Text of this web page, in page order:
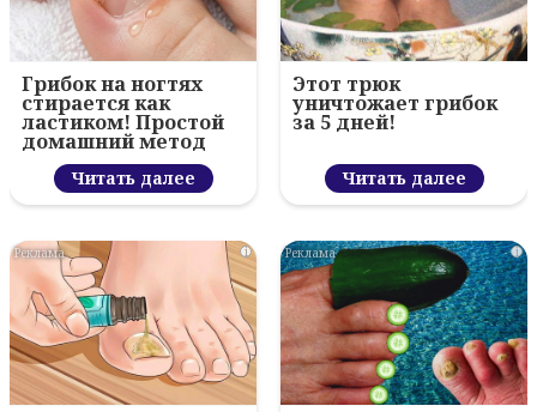
Грибок на ногтях
стирается как
ластиком! Простой
домашний метод
Читать далее
Этот трюк
уничтожает грибок
за 5 дней!
Читать далее
i i